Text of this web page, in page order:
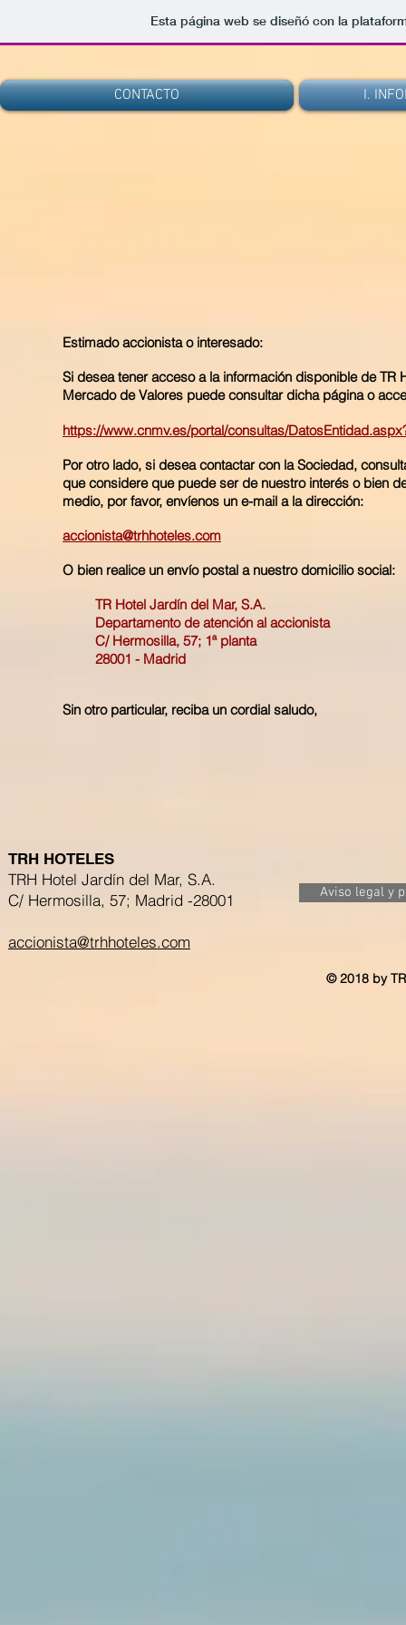
Esta página web se diseñó con la
CONTACTO I.
Estimado accionista o interesado:
Si desea tener acceso a la información disponible de
Mercado de Valores puede consultar dicha página o
https://www.cnmv.es/portal/consultas/
Por otro lado, si desea contactar con la Sociedad,
que considere que puede ser de nuestro interés o bien
medio, por favor, envíenos un e-mail a la dirección:
accionista@trhhoteles.com
O bien realice un envío postal a nuestro domicilio social:
TR Hotel Jardín del Mar, S.A.
Departamento de atención al accionista
C/ Hermosilla, 57; 1ª planta
28001 - Madrid
Sin otro particular, reciba un cordial saludo,
TRH HOTELES
TRH Hotel Jardín del Mar, S.A.
C/ Hermosilla, 57; Madrid -28001
accionista@trhhoteles.com
Aviso legal y
© 2018 by